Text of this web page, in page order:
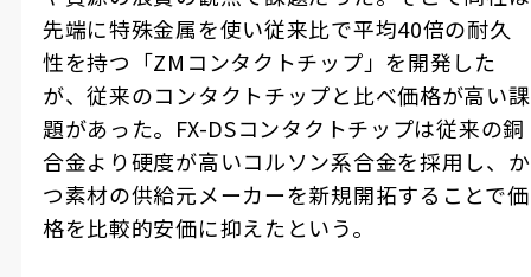
先端に特殊金属を使い従来比で平均40倍の耐久
性を持つ「ZM コンタクトチップ」を開発した
が、従来のコンタクトチップと比べ価格が高い課
題があった。 FX-DSコンタクトチップは従来の銅
合金より硬度が高いコルソン系合金を採用し、か
つ素材の供給元メーカーを新規開拓することで価
格を比較的安価に抑えたという。